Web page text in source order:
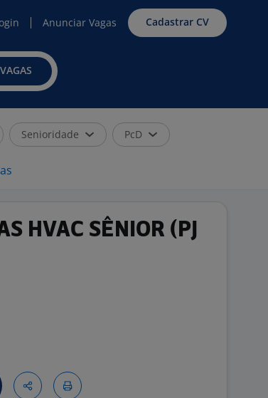
Anunciar Vagas Cadastrar CV
Senioridade PcD
HVAC SÊNIOR (PJ